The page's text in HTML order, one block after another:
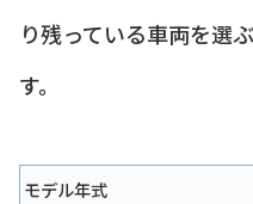
り残っている車両を選
す。
モデル年式